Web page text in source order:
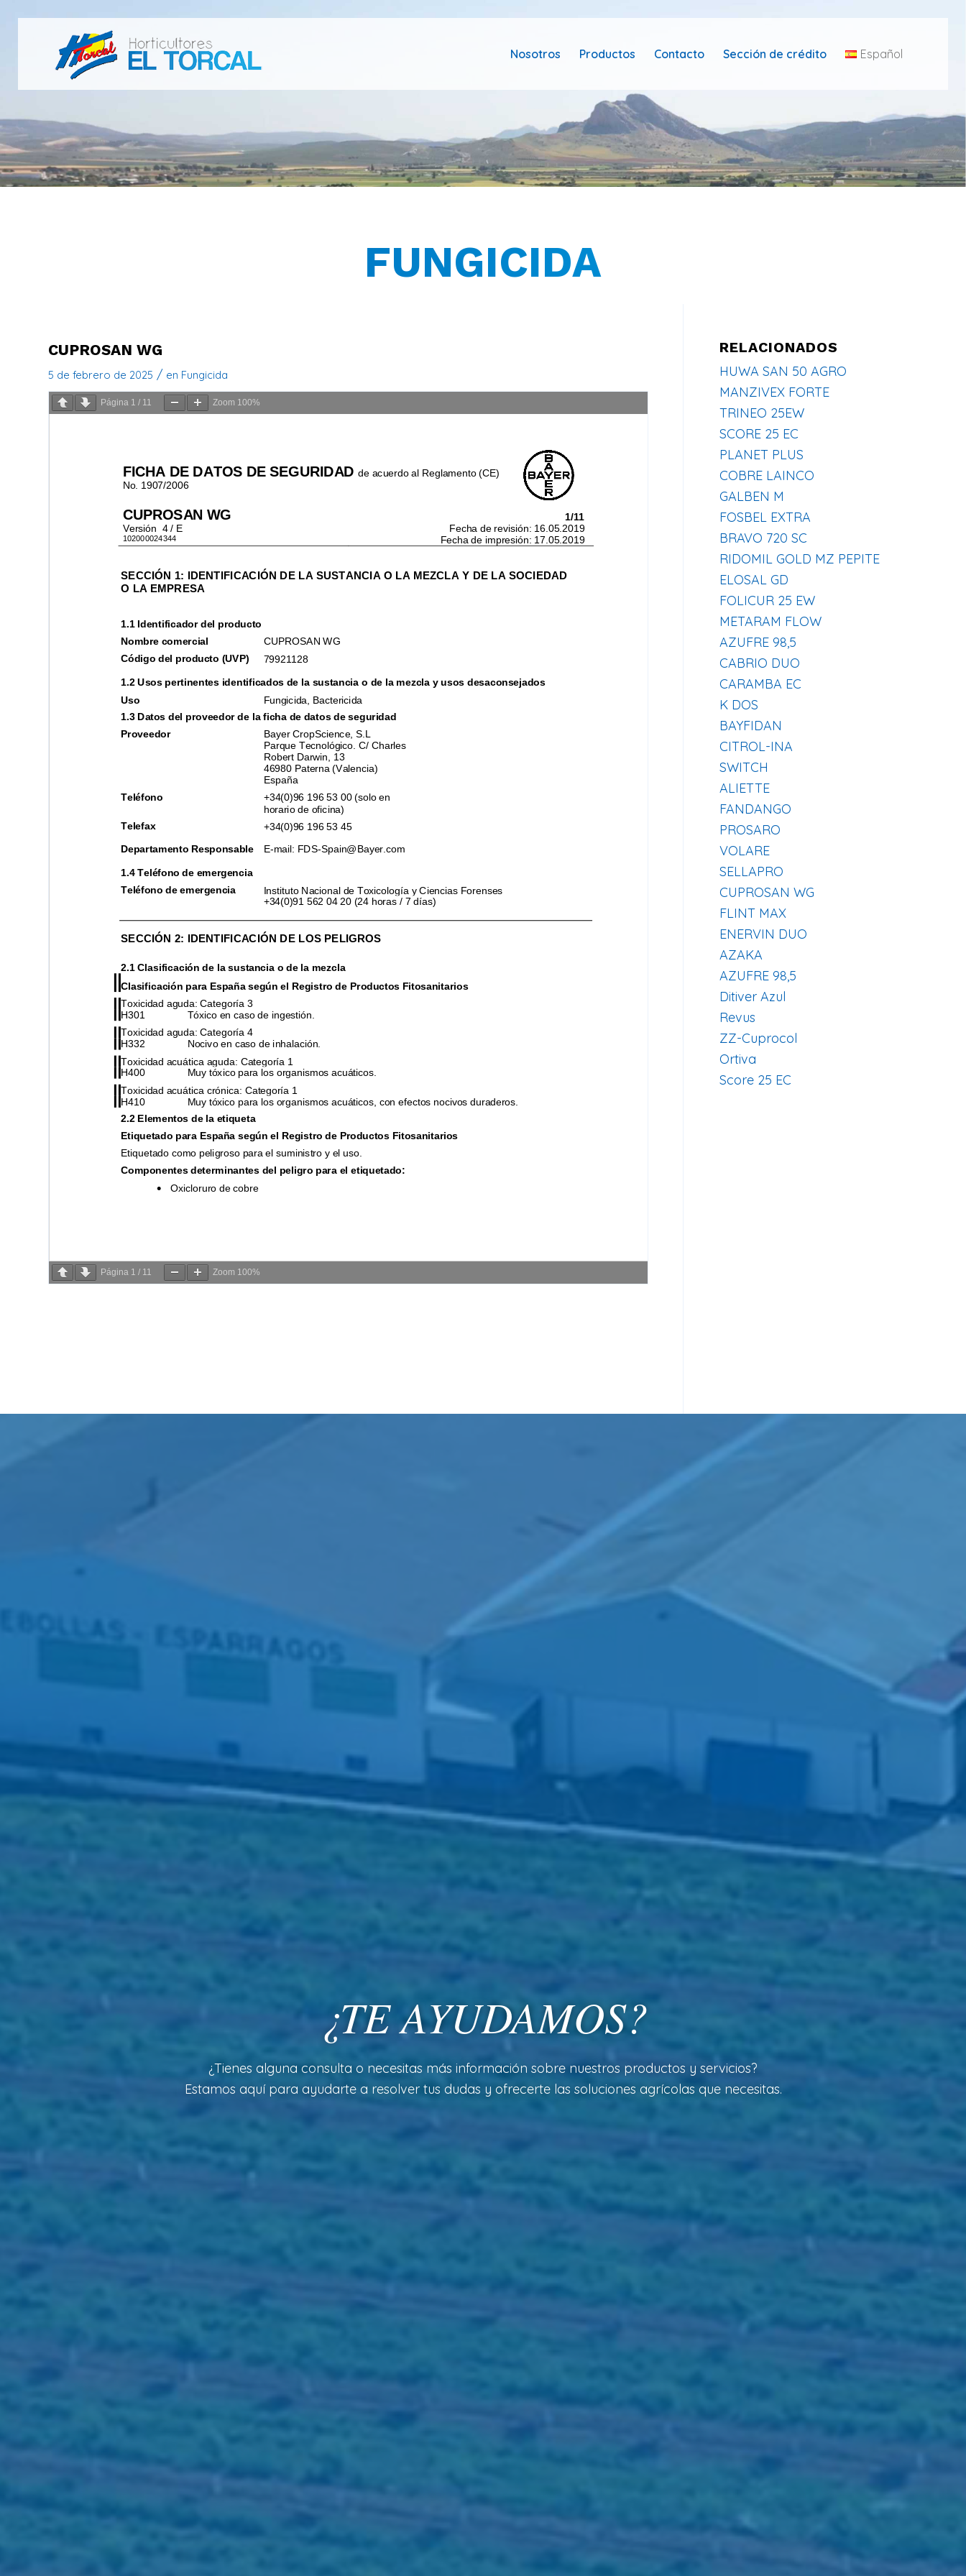
Nosotros Productos Contacto Sección de crédito Español
FUNGICIDA
CUPROSAN WG
5 de febrero de 2025 / en Fungicida
Página 1 / 11 Zoom 100%
Página 1 / 11 Zoom 100%
RELACIONADOS
HUWA SAN 50 AGRO
MANZIVEX FORTE
TRINEO 25EW
SCORE 25 EC
PLANET PLUS
COBRE LAINCO
GALBEN M
FOSBEL EXTRA
BRAVO 720 SC
RIDOMIL GOLD MZ PEPITE
ELOSAL GD
FOLICUR 25 EW
METARAM FLOW
AZUFRE 98,5
CABRIO DUO
CARAMBA EC
K DOS
BAYFIDAN
CITROL-INA
SWITCH
ALIETTE
FANDANGO
PROSARO
VOLARE
SELLAPRO
CUPROSAN WG
FLINT MAX
ENERVIN DUO
AZAKA
AZUFRE 98,5
Ditiver Azul
Revus
ZZ-Cuprocol
Ortiva
Score 25 EC
¿TE AYUDAMOS?
¿Tienes alguna consulta o necesitas más información sobre nuestros productos y servicios?
Estamos aquí para ayudarte a resolver tus dudas y ofrecerte las soluciones agrícolas que necesitas.